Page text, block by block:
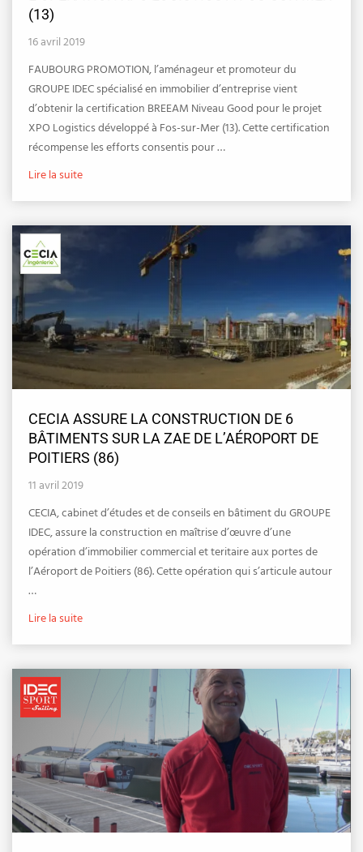
(13)
16 avril 2019
FAUBOURG PROMOTION, l’aménageur et promoteur du
GROUPE IDEC spécialisé en immobilier d’entreprise vient
d’obtenir la certification BREEAM Niveau Good pour le projet
XPO Logistics développé à Fos-sur-Mer (13). Cette certification
récompense les efforts consentis pour …
Lire la suite
CECIA ASSURE LA CONSTRUCTION DE 6
BÂTIMENTS SUR LA ZAE DE L’AÉROPORT DE
POITIERS (86)
11 avril 2019
CECIA, cabinet d’études et de conseils en bâtiment du GROUPE
IDEC, assure la construction en maîtrise d’œuvre d’une
opération d’immobilier commercial et teritaire aux portes de
l’Aéroport de Poitiers (86). Cette opération qui s’articule autour
…
Lire la suite